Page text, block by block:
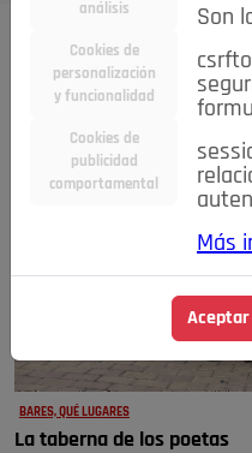
BARES, QUÉ LUGARES
La taberna de los poetas
análisis
Cookies de
personalización
y funcionalidad
Cookies de
publicidad
comportamental
Son
Más